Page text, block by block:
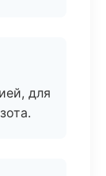
для